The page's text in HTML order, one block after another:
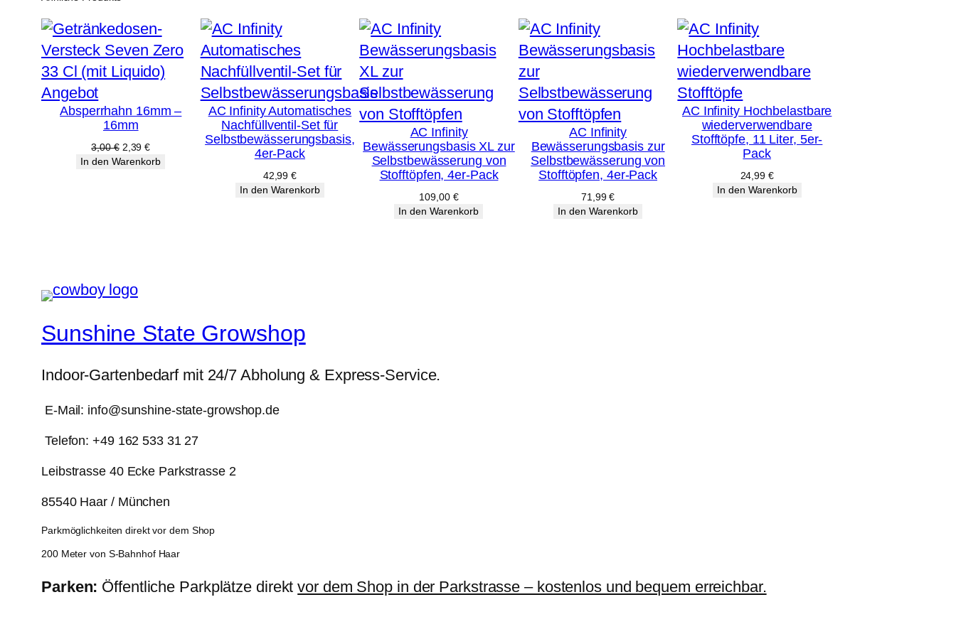
AngebotProdukt
im
Angebot
Absperrhahn 16mm –
16mm
3,00€ Ursprünglicher
Preis
2,39€Aktueller
Preis
In den Warenkorb
AC Infinity Automatisches
Nachfüllventil-Set für
Selbstbewässerungsbasis,
4er-Pack
42,99€
In den Warenkorb
AC Infinity
Bewässerungsbasis XL zur
Selbstbewässerung von
Stofftöpfen, 4er-Pack
109,00 €
In den Warenkorb
AC Infinity
Bewässerungsbasis zur
Selbstbewässerung von
Stofftöpfen, 4er-Pack
71,99€
In den Warenkorb
AC Infinity Hochbelastbare
wiederverwendbare
Stofftöpfe, 11 Liter, 5er-
Pack
24,99 €
In den Warenkorb
Sunshine State Growshop
Indoor-Gartenbedarf mit 24/7 Abholung & Express-Service.
E-Mail: info@sunshine-state-growshop.de
Telefon: +49 162 533 31 27
Leibstrasse 40 Ecke Parkstrasse 2
85540 Haar / München
Parkmöglichkeiten direkt vor dem Shop
200 Meter von S-Bahnhof Haar
Parken: Öffentliche Parkplätze direktvor dem Shop in der Parkstrasse – kostenlos und bequem erreichbar.